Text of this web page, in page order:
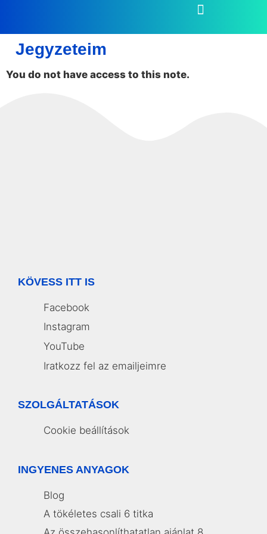
Jegyzeteim
You do not have access to this note.
KÖVESS ITT IS
Facebook
Instagram
YouTube
Iratkozz fel az emailjeimre
SZOLGÁLTATÁSOK
Cookie beállítások
INGYENES ANYAGOK
Blog
A tökéletes csali 6 titka